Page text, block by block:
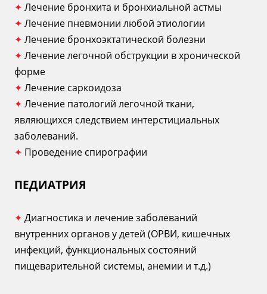
✦ Лечение бронхита и бронхиальной астмы
✦ Лечение пневмонии любой этиологии
✦ Лечение бронхоэктатической болезни
✦ Лечение легочной обструкции в хронической
форме
✦ Лечение саркоидоза
✦ Лечение патологий легочной ткани,
являющихся следствием интерстициальных
заболеваний.
✦ Проведение спирографии
ПЕДИАТРИЯ
✦ Диагностика и лечение заболеваний
внутренних органов у детей (ОРВИ, кишечных
инфекций, функциональных состояний
пищеварительной системы, анемии и т.д.)